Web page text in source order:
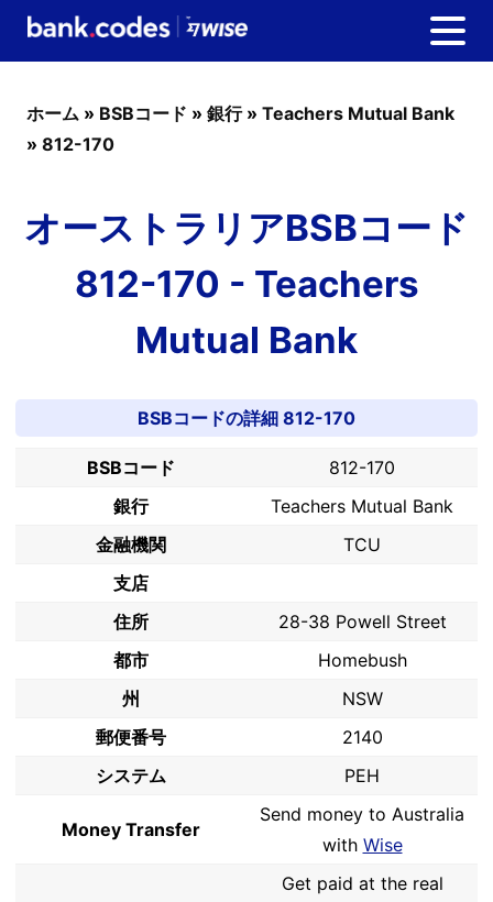
ホーム » BSBコード » 銀行» Teachers Mutual Bank
» 812-170
オーストラリアBSBコード
812-170 - Teachers
Mutual Bank
BSBコードの詳細 812-170
BSBコード
812-170
銀行
Teachers Mutual Bank
金融機関
TCU
支店
住所
28-38 Powell Street
都市
Homebush
州
NSW
郵便番号
2140
システム
PEH
Money Transfer
Send money to Australia
with Wise
Get paid at the real